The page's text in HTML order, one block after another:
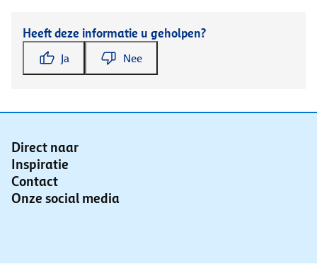
Heeft deze informatie u geholpen?
Ja Nee
Direct naar
Inspiratie
Contact
Onze social media